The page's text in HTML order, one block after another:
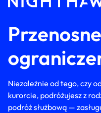
Niezależnie od tego, czy
kurorcie, podróżujesz z
podróż służbową —